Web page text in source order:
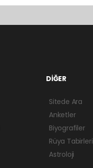
DİĞER
Sitede Ara
Anketler
Biyografiler
Rüya Tabirleri
Astroloji